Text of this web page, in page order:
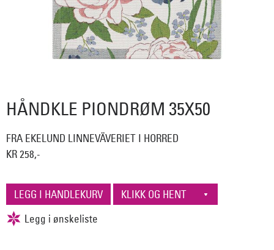
HÅNDKLE PIONDRØM 35X50
FRA EKELUND LINNEVÄVERIET I HORRED
KR 258,-